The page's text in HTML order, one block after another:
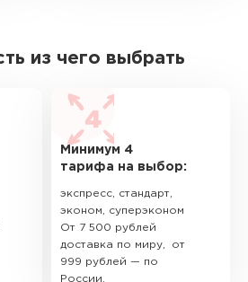
из чего выбрать
Минимум 4
тарифа на выбор:
экспресс, стандарт,
эконом, суперэконом
От 7 500 рублей
доставка по миру, от
999 рублей — по
России.